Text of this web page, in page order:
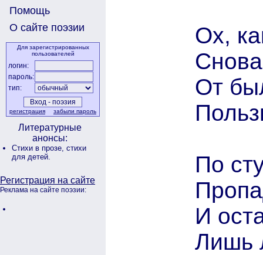
Помощь
О сайте поэзии
Для зарегистрированных
пользователей
логин:
пароль:
тип:
регистрация забыли пароль
Литературные
анонсы:
Стихи в прозе, стихи
для детей.
Регистрация на сайте
Реклама на сайте поэзии:
Ох,
От
По
И
Лишь